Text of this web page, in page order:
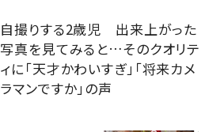
自撮りする2歳児 出来上がった
写真を見てみると…そのクオリテ
ィに「天才かわいすぎ」「将来カメ
ラマンですか」の声